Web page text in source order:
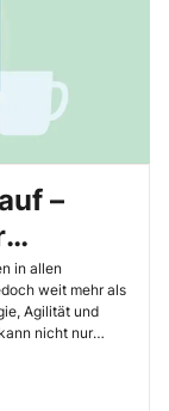
–
in allen
weit mehr als
Agilität und
nicht nur
entscheidend.